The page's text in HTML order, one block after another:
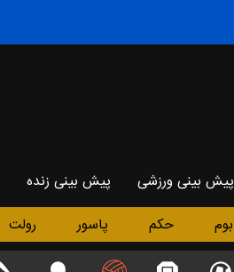
پیش بینی ورزشی پیش بینی زنده
بوم حکم پاسور رولت